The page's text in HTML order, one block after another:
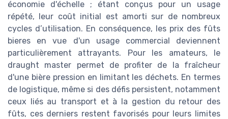
économie d'échelle ; étant conçus pour un usage
répété, leur coût initial est amorti sur de nombreux
cycles d’utilisation. En conséquence, les prix des fûts
bieres en vue d'un usage commercial deviennent
particulièrement attrayants. Pour les amateurs, le
draught master permet de profiter de la fraîcheur
d'une bière pression en limitant les déchets. En termes
de logistique, même si des défis persistent, notamment
ceux liés au transport et à la gestion du retour des
fûts, ces derniers restent favorisés pour leurs limites